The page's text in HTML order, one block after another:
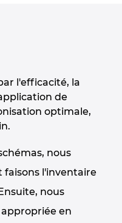
l'efficacité, la
de
optimale,
nous
faisons l'inventaire
nous
en